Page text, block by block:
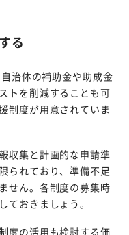
る
治体の補助金や助成金
トを削減することも可
制度が用意されていま
収集と計画的な申請準
られており、準備不足
せん。各制度の募集時
ておきましょう。
度の活用も検討する価